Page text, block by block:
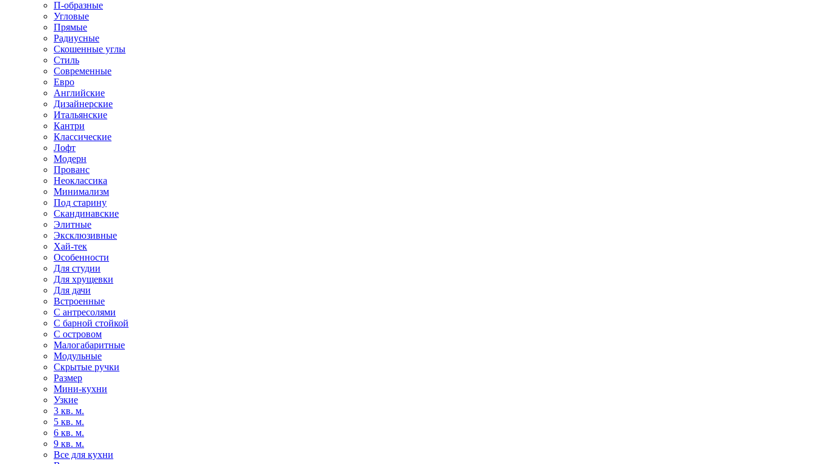
П-образные
Угловые
Прямые
Радиусные
Скошенные углы
Стиль
Современные
Евро
Английские
Дизайнерские
Итальянские
Кантри
Классические
Лофт
Модерн
Прованс
Неоклассика
Минимализм
Под старину
Скандинавские
Элитные
Эксклюзивные
Хай-тек
Особенности
Для студии
Для хрущевки
Для дачи
Встроенные
С антресолями
С барной стойкой
С островом
Малогабаритные
Модульные
Скрытые ручки
Размер
Мини-кухни
Узкие
3 кв. м.
5 кв. м.
6 кв. м.
9 кв. м.
Все для кухни